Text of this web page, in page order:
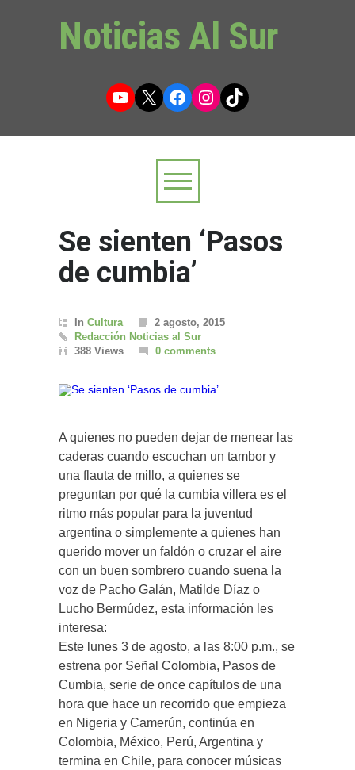
Noticias Al Sur
YouTube
X Facebook
Instagram
TikTok
Se sienten ‘Pasos
de cumbia’
In Cultura
2 agosto, 2015
Redacción Noticias al Sur
388 Views
0 comments
A quienes no pueden dejar de menear las
caderas cuando escuchan un tambor y
una flauta de millo, a quienes se
preguntan por qué la cumbia villera es el
ritmo más popular para la juventud
argentina o simplemente a quienes han
querido mover un faldón o cruzar el aire
con un buen sombrero cuando suena la
voz de Pacho Galán, Matilde Díaz o
Lucho Bermúdez, esta información les
interesa:
Este lunes 3 de agosto, a las 8:00 p.m., se
estrena por Señal Colombia, Pasos de
Cumbia, serie de once capítulos de una
hora que hace un recorrido que empieza
en Nigeria y Camerún, continúa en
Colombia, México, Perú, Argentina y
termina en Chile, para conocer músicas